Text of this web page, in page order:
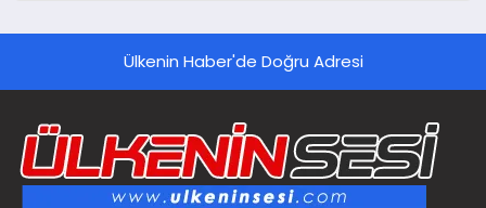
Ülkenin Haber'de Doğru Adresi